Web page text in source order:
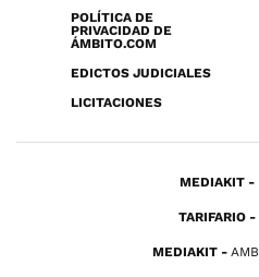
POLÍTICA DE
PRIVACIDAD DE
ÁMBITO.COM
EDICTOS JUDICIALES
LICITACIONES
MEDIAKIT
TARIFARIO
MEDIAKIT